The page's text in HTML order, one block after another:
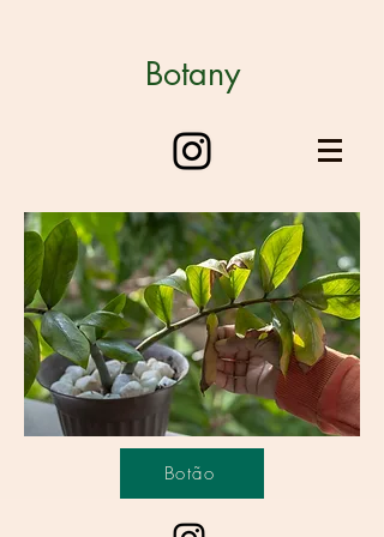
Botany
Botão